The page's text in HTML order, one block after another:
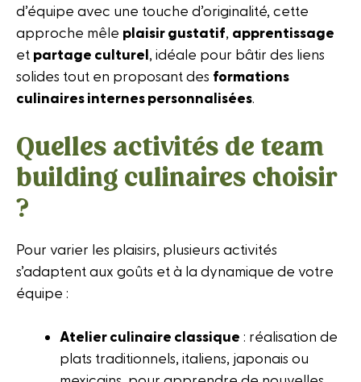
d’équipe avec une touche d’originalité, cette
approche mêle plaisir gustatif, apprentissage
et partage culturel, idéale pour bâtir des liens
solides tout en proposant des formations
culinaires internes personnalisées.
Quelles activités de team
building culinaires choisir
?
Pour varier les plaisirs, plusieurs activités
s’adaptent aux goûts et à la dynamique de votre
équipe :
Atelier culinaire classique : réalisation de
plats traditionnels, italiens, japonais ou